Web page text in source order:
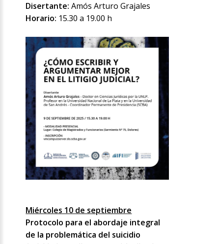
Disertante:Amós Arturo Grajales
Horario: 15.30 a 19.00 h
Miércoles 10 de septiembre
Protocolo para el abordaje integral
de la problemática del suicidio